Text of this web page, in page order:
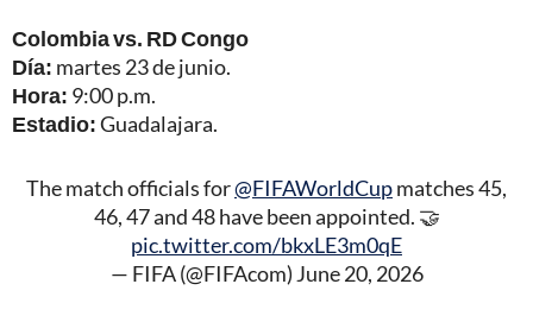
Colombia vs. RD Congo
Día: martes 23 de junio.
Hora: 9:00 p.m.
Estadio:Guadalajara.
The match officials for@FIFAWorldCupmatches 45,
46, 47 and 48 have been appointed. 🤝
pic.twitter.com/bkxLE3m0qE
— FIFA (@FIFAcom) June 20, 2026